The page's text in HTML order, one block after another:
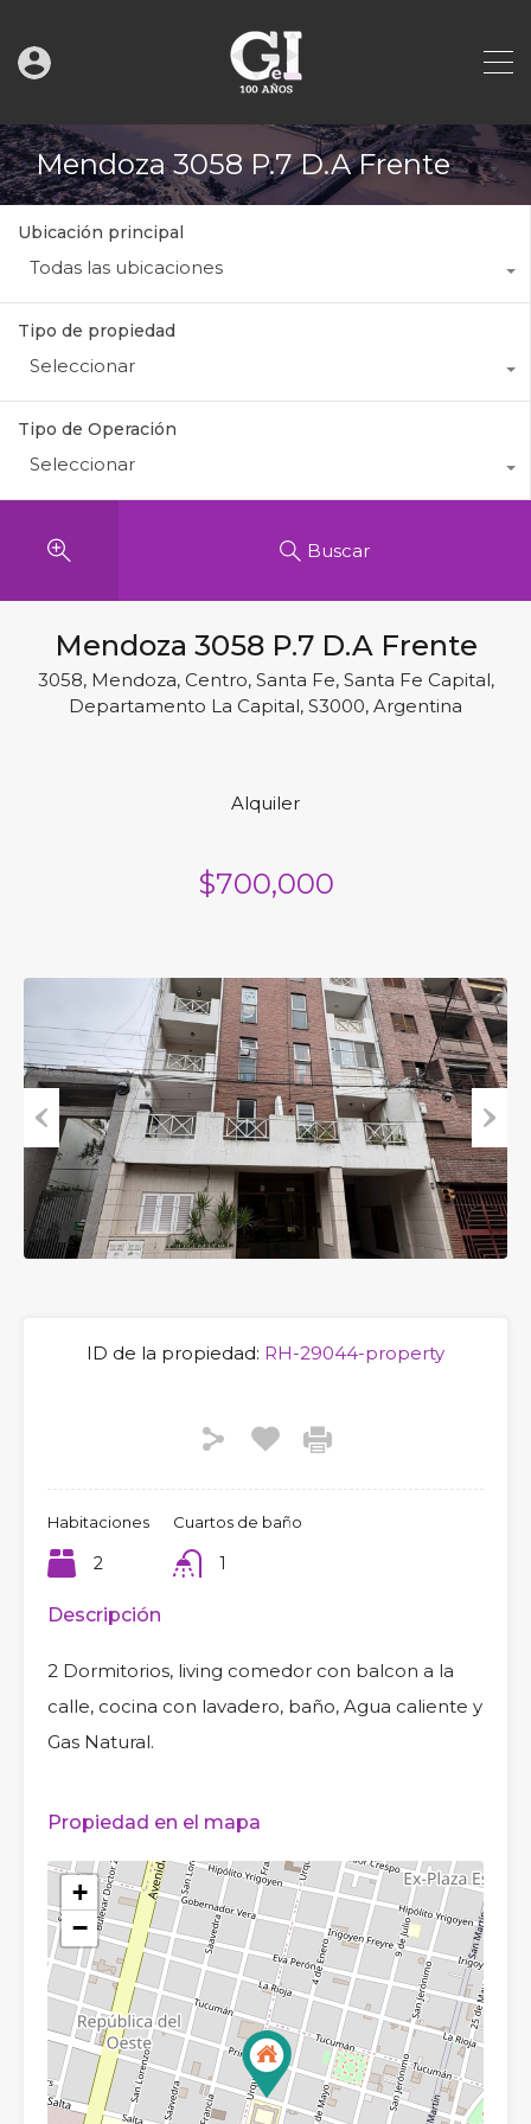
Mendoza 3058 P.7 D.A Frente
Ubicación principal
Todas las ubicaciones
Tipo de propiedad
Seleccionar
Tipo de Operación
Seleccionar
Buscar
Mendoza 3058 P.7 D.A Frente
3058, Mendoza, Centro, Santa Fe, Santa Fe Capital,
Departamento La Capital, S3000, Argentina
Alquiler
$700,000
Previous Next
ID de la propiedad: RH-29044-property
Habitaciones
2
Cuartos de baño
1
Descripción
2 Dormitorios, living comedor con balcon a la
calle, cocina con lavadero, baño, Agua caliente y
Gas Natural.
Propiedad en el mapa
+
−